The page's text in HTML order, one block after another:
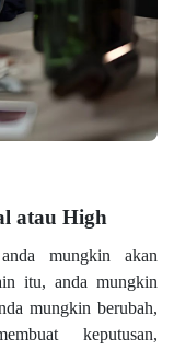
atau High
mungkin akan
itu, anda mungkin
mungkin berubah,
keputusan,